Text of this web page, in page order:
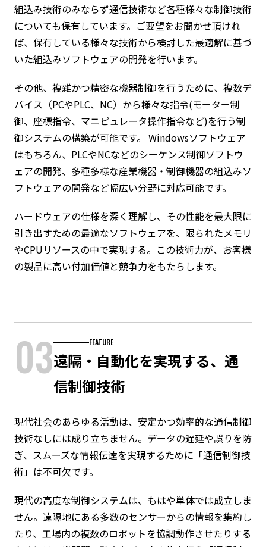
組込み技術のみならず通信技術など各種様々な制御技術
についても保有しています。ご要望をお聞かせ頂けれ
ば、保有している様々な技術から検討した最適解に基づ
いた組込みソフトウェアの開発を行います。
その他、複雑かつ精密な機器制御を行うために、複数デ
バイス（PCやPLC、NC）から様々な指令(モーター制
御、座標指令、マニピュレータ操作指令など)を行う制
御システムの構築が可能です。 Windowsソフトウェア
はもちろん、PLCやNCなどのシーケンス制御ソフトウ
ェアの開発、多種多様な産業機器・制御機器の組込みソ
フトウェアの開発など幅広い分野に対応可能です。
ハードウェアの仕様を深く理解し、その性能を最大限に
引き出すための最適なソフトウェアを、限られたメモリ
やCPUリソースの中で実現する。この技術力が、お客様
の製品に高い付加価値と競争力をもたらします。
03 FEATURE
遠隔・自動化を実現する、通
信制御技術
現代社会のあらゆる活動は、安定かつ効率的な通信制御
技術なしには成り立ちません。データの遅延や誤りを防
ぎ、スムーズな情報伝達を実現するために「通信制御技
術」は不可欠です。
現代の高度な制御システムは、もはや単体では成立しま
せん。遠隔地にある多数のセンサーからの情報を集約し
たり、工場内の複数のロボットを協調動作させたりする